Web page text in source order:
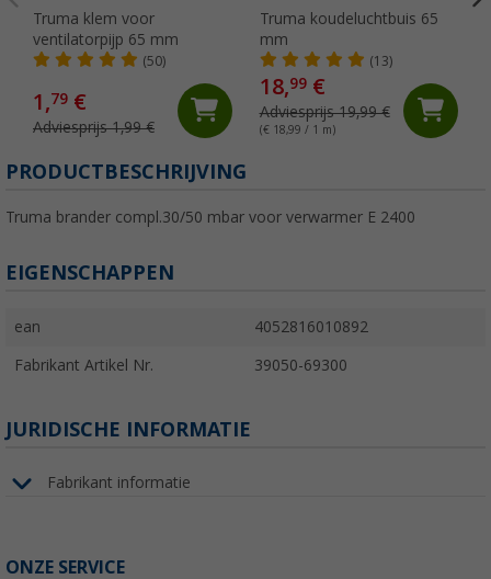
Truma klem voor
ventilatorpijp 65 mm
(50)
1,79 €
Adviesprijs 1,99 €
Truma koudeluchtbuis 65
mm
(13)
18,99€
Adviesprijs 19,99 €
(€ 18,99 / 1 m)
PRODUCTBESCHRIJVING
Truma brander compl.30/50 mbar voor verwarmer E 2400
EIGENSCHAPPEN
ean 4052816010892
Fabrikant Artikel Nr. 39050-69300
JURIDISCHE INFORMATIE
Fabrikant informatie
ONZE SERVICE